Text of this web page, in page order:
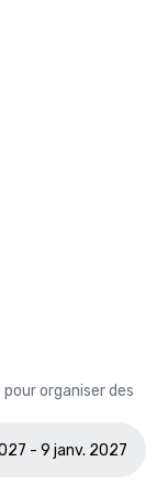
organiser des
- 9 janv. 2027